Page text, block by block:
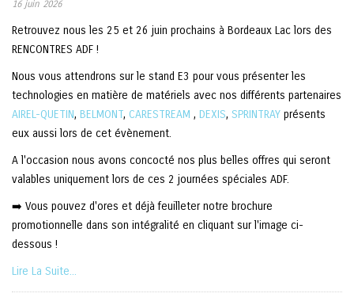
16 juin 2026
Retrouvez nous les 25 et 26 juin prochains à Bordeaux Lac lors des
RENCONTRES ADF !
Nous vous attendrons sur le stand E3 pour vous présenter les
technologies en matière de matériels avec nos différents partenaires
AIREL-QUETIN, BELMONT, CARESTREAM , DEXIS, SPRINTRAY présents
eux aussi lors de cet évènement.
A l'occasion nous avons concocté nos plus belles offres qui seront
valables uniquement lors de ces 2 journées spéciales ADF.
➡️ Vous pouvez d'ores et déjà feuilleter notre brochure
promotionnelle dans son intégralité en cliquant sur l'image ci-
dessous !
Lire La Suite...